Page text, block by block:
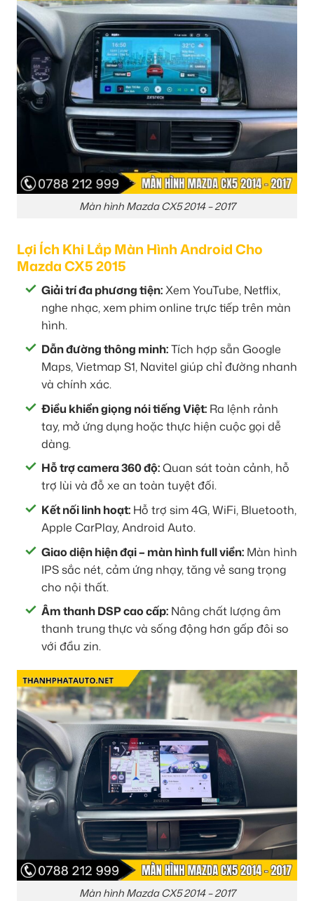
Màn hình Mazda CX5 2014 – 2017
Lợi Ích Khi Lắp Màn Hình Android Cho
Mazda CX5 2015
Giải trí đa phương tiện:Xem YouTube, Netflix,
nghe nhạc, xem phim online trực tiếp trên màn
hình.
Dẫn đường thông minh:Tích hợp sẵn Google
Maps, Vietmap S1, Navitel giúp chỉ đường nhanh
và chính xác.
Điều khiển giọng nói tiếng Việt: Ra lệnh rảnh
tay, mở ứng dụng hoặc thực hiện cuộc gọi dễ
dàng.
Hỗ trợ camera 360 độ:Quan sát toàn cảnh, hỗ
trợ lùi và đỗ xe an toàn tuyệt đối.
Kết nối linh hoạt: Hỗ trợ sim 4G, WiFi, Bluetooth,
Apple CarPlay, Android Auto.
Giao diện hiện đại – màn hình full viền: Màn hình
IPS sắc nét, cảm ứng nhạy, tăng vẻ sang trọng
cho nội thất.
Âm thanh DSP cao cấp: Nâng chất lượng âm
thanh trung thực và sống động hơn gấp đôi so
với đầu zin.
Màn hình Mazda CX5 2014 – 2017